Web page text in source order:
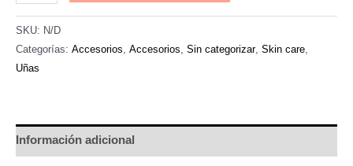
Wipes
cantidad
SKU: N/D
Categorías: Accesorios, Accesorios, Sin categorizar, Skin care,
Uñas
Información adicional